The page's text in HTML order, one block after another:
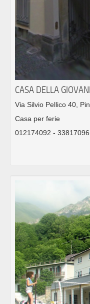
CASA DELLA
Via Silvio Pellico 40,
Casa per ferie
012174092 -